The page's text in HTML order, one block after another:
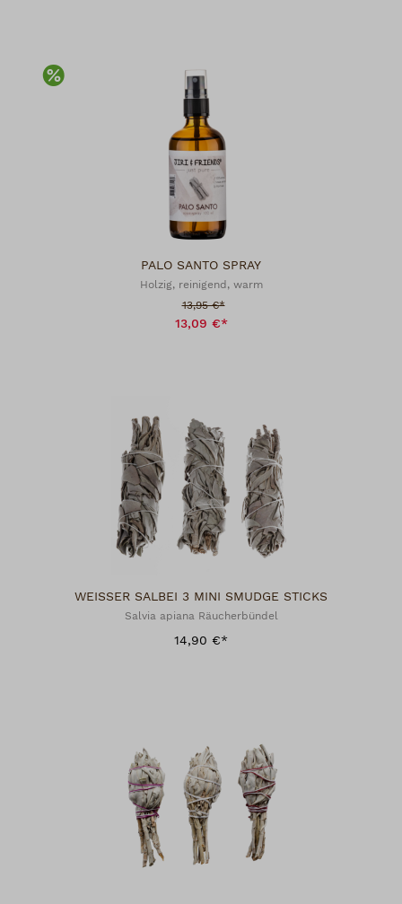
Rabatt
PALO SANTO SPRAY
Holzig, reinigend, warm
Verkaufspreis:
13,95 €*
13,09 €*
WEISSER SALBEI 3 MINI SMUDGE STICKS
Salvia apiana Räucherbündel
14,90 €*